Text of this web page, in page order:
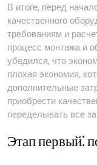
В итоге, перед
качественного
требованиям и
процесс монтажа и
убедился, что
плохая экономия,
дополнительные
приобрести
переделывать все
Этап первый⁚